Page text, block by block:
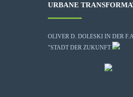
URBANE
OLIVER D. DOLESKI IN DER
"STADT DER ZUKUNFT